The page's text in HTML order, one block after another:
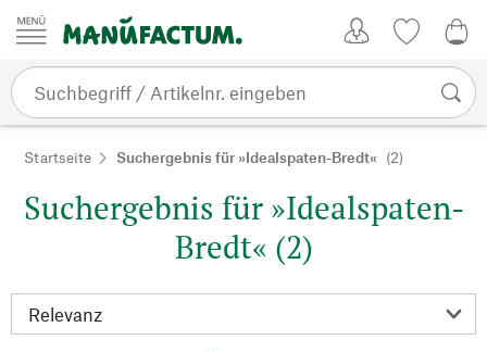
Zum Inhalt springen
Startseite Suchergebnis für »Idealspaten-Bredt« (2)
Suchergebnis für »Idealspaten-
Bredt« (2)